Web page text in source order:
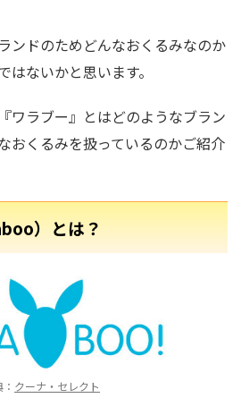
ンドのためどんなおくるみなのか
ないかと思います。
ワラブー』とはどのようなブラン
おくるみを扱っているのかご紹介
）とは？
クーナ・セレクト